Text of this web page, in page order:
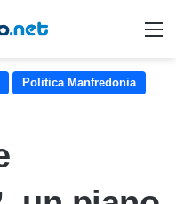
Politica Manfredonia